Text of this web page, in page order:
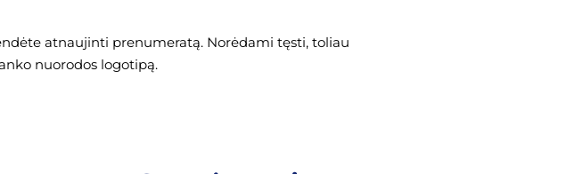
atnaujinti prenumeratą. Norėdami tęsti, toliau
nuorodos logotipą.